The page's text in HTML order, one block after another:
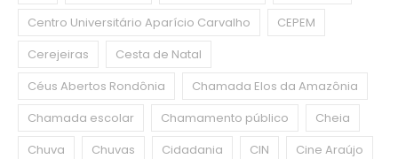
Centro Universitário Aparício Carvalho
CEPEM
Cerejeiras
Cesta de Natal
Céus Abertos Rondônia
Chamada Elos da Amazônia
Chamada escolar
Chamamento público
Cheia
Chuva
Chuvas Cidadania CIN
Cine Araújo